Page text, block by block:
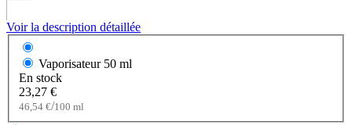
Voir la description détaillée
Vaporisateur 50 ml
En stock
23,27 €
46,54 €/100 ml